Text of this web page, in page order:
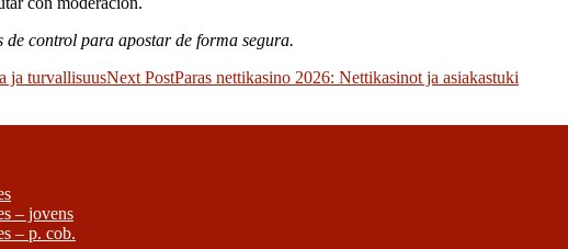
control para apostar de forma segura.
ja turvallisuusNext PostParas nettikasino 2026: Nettikasinot ja asiakastuki
– jovens
– p. cob.